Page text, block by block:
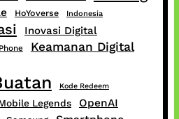
HoYoverse Indonesia
Inovasi Digital
Keamanan Digital
Kode Redeem
Legends OpenAI